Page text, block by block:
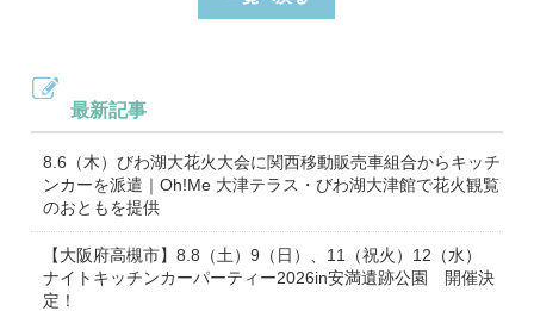
最新記事
8.6（木）びわ湖大花火大会に関西移動販売車組合からキッチ
ンカーを派遣｜Oh!Me 大津テラス・びわ湖大津館で花火観覧
のおともを提供
【大阪府高槻市】8.8（土）9（日）、11（祝火）12（水）
ナイトキッチンカーパーティー2026in安満遺跡公園 開催決
定！